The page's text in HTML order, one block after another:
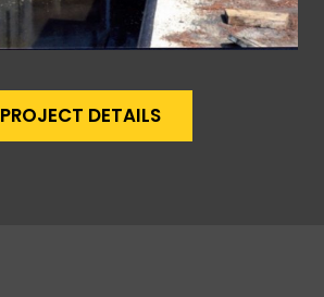
PROJECT DETAILS